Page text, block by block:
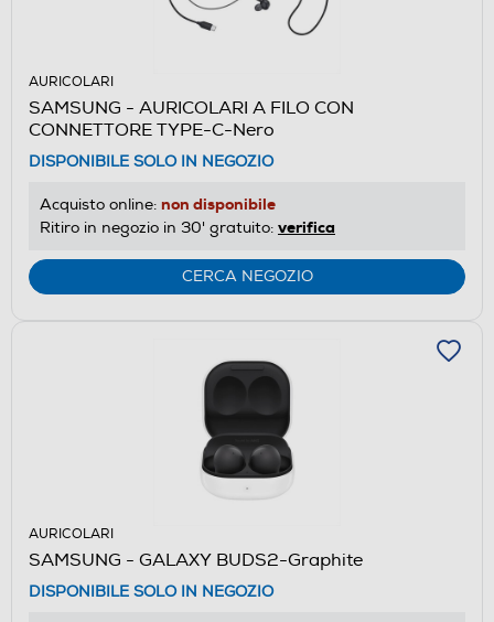
AURICOLARI
SAMSUNG - AURICOLARI A FILO CON
CONNETTORE TYPE-C-Nero
DISPONIBILE SOLO IN NEGOZIO
Acquisto online: non disponibile
Ritiro in negozio in 30' gratuito: verifica
CERCA NEGOZIO
AURICOLARI
SAMSUNG - GALAXY BUDS2-Graphite
DISPONIBILE SOLO IN NEGOZIO